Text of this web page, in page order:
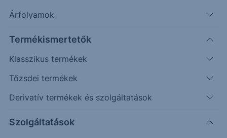
Árfolyamok
Termékismertetők
Klasszikus termékek
Tőzsdei termékek
Derivatív termékek és szolgáltatások
Szolgáltatások